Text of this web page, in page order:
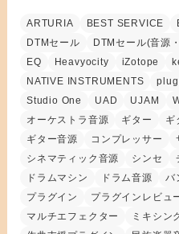
ARTURIA BEST SERVICE
DTMセール
DTMセール(音源
EQ
Heavyocity iZotope
NATIVE INSTRUMENTS
Studio One
UAD UJAM
オーケストラ音源
ギター
ギ
ギター音源
コンプレッサー
シネマティック音源
シンセ
ドラムマシン
ドラム音源 バ
プラグイン
プラグインレビュ
マルチエフェクター
ミキシン